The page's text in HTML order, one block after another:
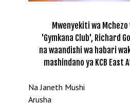
Mwenyekiti wa Mchezo
'Gymkana Club', Richard
na waandishi wa habari
mashindano ya KCB East
Na Janeth Mushi
Arusha